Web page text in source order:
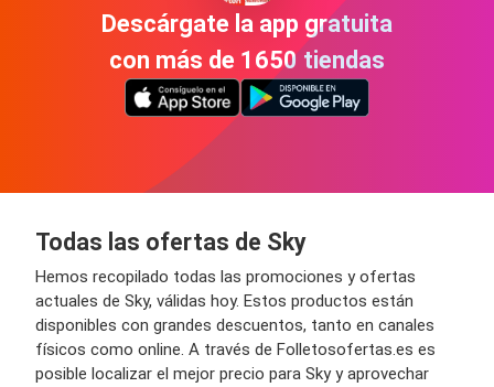
Descárgate la app gratuita
con más de 1650 tiendas
Todas las ofertas de Sky
Hemos recopilado todas las promociones y ofertas
actuales de Sky, válidas hoy. Estos productos están
disponibles con grandes descuentos, tanto en canales
físicos como online. A través de Folletosofertas.es es
posible localizar el mejor precio para Sky y aprovechar